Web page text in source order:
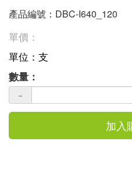
產品編號：DBC-I640_120
單價：
單位：支
數量：
－
加入